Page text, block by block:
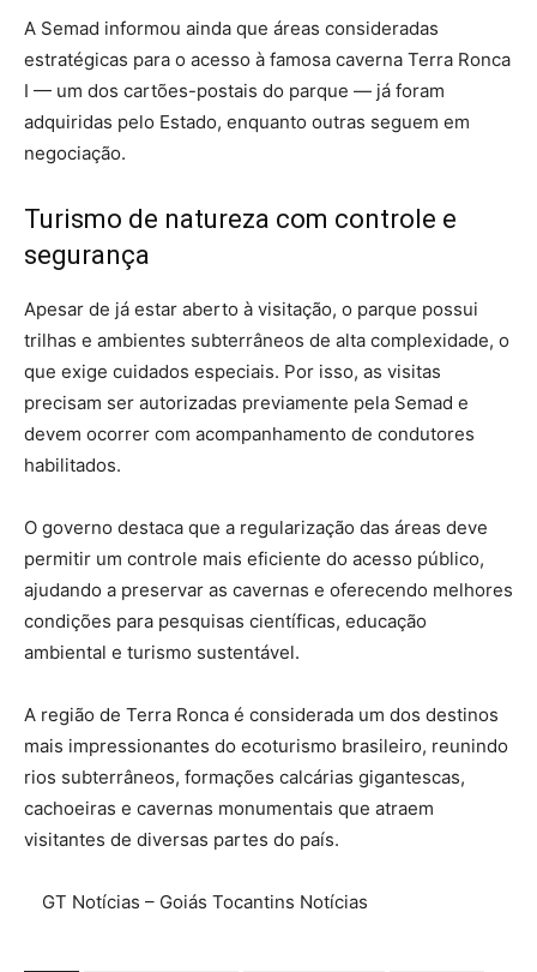
A Semad informou ainda que áreas consideradas
estratégicas para o acesso à famosa caverna Terra Ronca
I — um dos cartões-postais do parque — já foram
adquiridas pelo Estado, enquanto outras seguem em
negociação.
Turismo de natureza com controle e
segurança
Apesar de já estar aberto à visitação, o parque possui
trilhas e ambientes subterrâneos de alta complexidade, o
que exige cuidados especiais. Por isso, as visitas
precisam ser autorizadas previamente pela Semad e
devem ocorrer com acompanhamento de condutores
habilitados.
O governo destaca que a regularização das áreas deve
permitir um controle mais eficiente do acesso público,
ajudando a preservar as cavernas e oferecendo melhores
condições para pesquisas científicas, educação
ambiental e turismo sustentável.
A região de Terra Ronca é considerada um dos destinos
mais impressionantes do ecoturismo brasileiro, reunindo
rios subterrâneos, formações calcárias gigantescas,
cachoeiras e cavernas monumentais que atraem
visitantes de diversas partes do país.
GT Notícias – Goiás Tocantins Notícias